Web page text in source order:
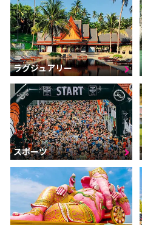
ラグジュアリー
スポーツ